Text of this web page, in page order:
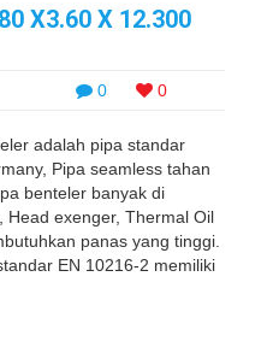
X3.60 X 12.300
0 0
adalah pipa standar
Pipa seamless tahan
benteler banyak di
Head exenger, Thermal Oil
panas yang tinggi.
EN 10216-2 memiliki